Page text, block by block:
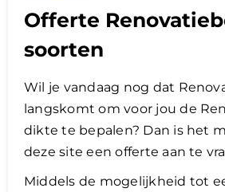
Offerte
soorten
Wil je vandaag nog dat
langskomt om voor jou de
dikte te bepalen? Dan is het
deze site een offerte aan te
Middels de mogelijkheid tot